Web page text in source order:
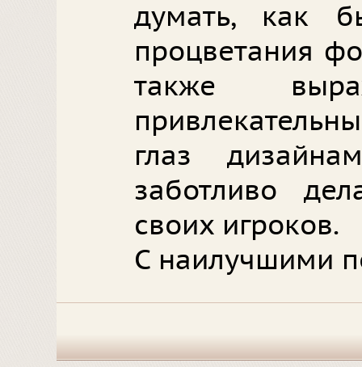
думать, как
процветания
также
глаз
заботливо
своих игроков.
С наилучшими